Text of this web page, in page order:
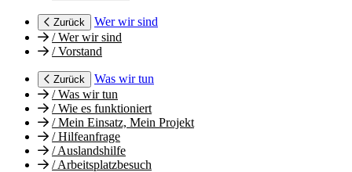
Zurück
Wer wir sind
/Wer wir sind
/Vorstand
Zurück
Was wir tun
/Was wir tun
/Wie es funktioniert
/Mein Einsatz, Mein Projekt
/Hilfeanfrage
/Auslandshilfe
/Arbeitsplatzbesuch